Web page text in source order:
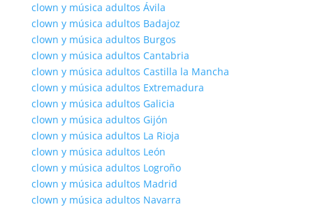
clown y música adultos Ávila
clown y música adultos Badajoz
clown y música adultos Burgos
clown y música adultos Cantabria
clown y música adultos Castilla la Mancha
clown y música adultos Extremadura
clown y música adultos Galicia
clown y música adultos Gijón
clown y música adultos La Rioja
clown y música adultos León
clown y música adultos Logroño
clown y música adultos Madrid
clown y música adultos Navarra